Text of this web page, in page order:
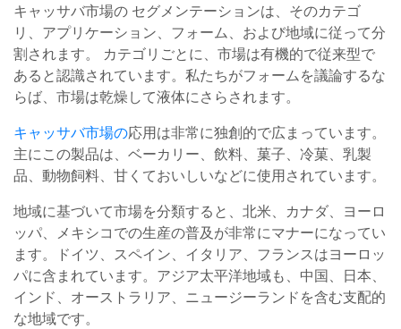
キャッサバ市場の セグメンテーションは、そのカテゴ
リ、アプリケーション、フォーム、および地域に従って分
割されます。
カテゴリごとに、市場は有機的で従来型で
あると認識されています。私たちがフォームを議論するな
らば、市場は乾燥して液体にさらされます。
キャッサバ市場の応用は非常に独創的で広まっています。
主にこの製品は、ベーカリー、飲料、菓子、冷菓、乳製
品、動物飼料、甘くておいしいなどに使用されています。
地域に基づいて市場を分類すると、北米、カナダ、ヨーロ
ッパ、メキシコでの生産の普及が非常にマナーになってい
ます。ドイツ、スペイン、イタリア、フランスはヨーロッ
パに含まれています。アジア太平洋地域も、中国、日本、
インド、オーストラリア、ニュージーランドを含む支配的
な地域です。